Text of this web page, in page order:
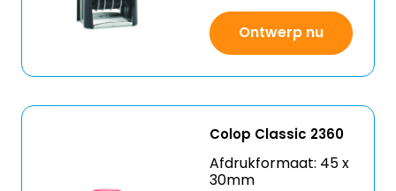
Ontwerp nu
Colop Classic 2360
Afdrukformaat: 45 x
30mm